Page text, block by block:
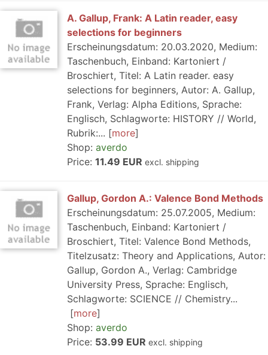
A. Gallup, Frank: A Latin reader, easy
selections for beginners
Erscheinungsdatum: 20.03.2020, Medium:
Taschenbuch, Einband: Kartoniert /
Broschiert, Titel: A Latin reader. easy
selections for beginners, Autor: A. Gallup,
Frank, Verlag: Alpha Editions, Sprache:
Englisch, Schlagworte: HISTORY // World,
Rubrik:...
more
Shop: averdo
Price: 11.49 EUR excl. shipping
Gallup, Gordon A.: Valence Bond Methods
Erscheinungsdatum: 25.07.2005, Medium:
Taschenbuch, Einband: Kartoniert /
Broschiert, Titel: Valence Bond Methods,
Titelzusatz: Theory and Applications, Autor:
Gallup, Gordon A., Verlag: Cambridge
University Press, Sprache: Englisch,
Schlagworte: SCIENCE // Chemistry...
more
Shop: averdo
Price: 53.99 EUR excl. shipping